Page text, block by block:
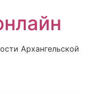
Архангельской